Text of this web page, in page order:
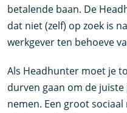
betalende baan. De
dat niet (zelf) op zoek is
werkgever ten behoeve
Als Headhunter moet je
durven gaan om de
nemen. Een groot